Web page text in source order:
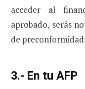
acceder al
aprobado, serás
de preconformidad.
3.- En tu AFP